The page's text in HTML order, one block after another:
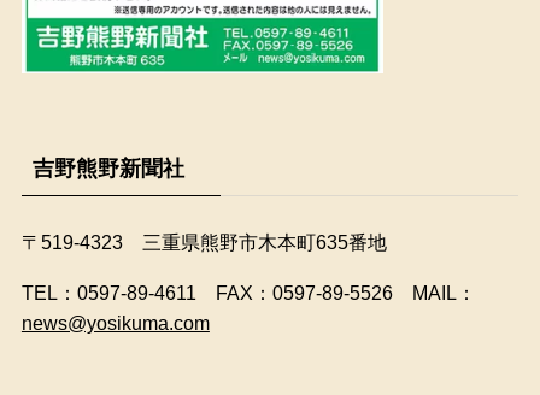
吉野熊野新聞社
〒519-4323 三重県熊野市木本町635番地
​TEL：0597-89-4611 FAX：0597-89-5526 MAIL：
news@yosikuma.com